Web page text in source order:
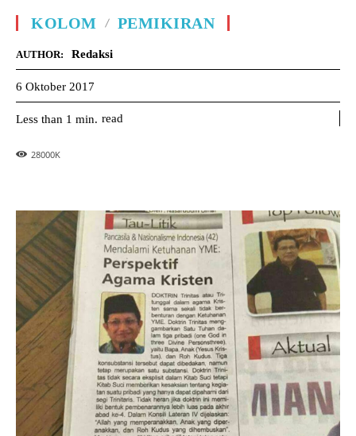
KOLOM PEMIKIRAN
AUTHOR: Redaksi
6 Oktober 2017
Less than 1 min. read
28000K